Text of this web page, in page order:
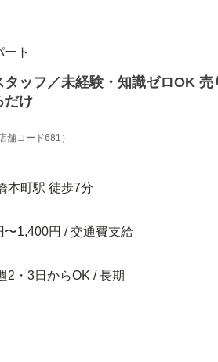
ト
タッフ／未経験・知識ゼロOK
だけ
舗コード681）
本町駅 徒歩7分
〜1,400円 / 交通費支給
2・3日からOK / 長期